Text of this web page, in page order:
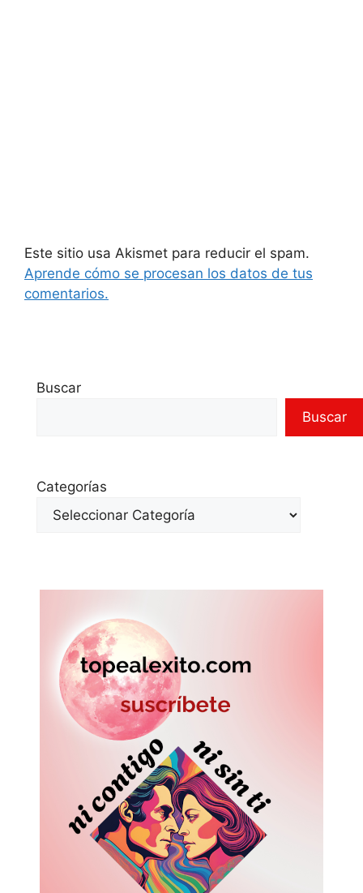
Este sitio usa Akismet para reducir el spam.
Aprende cómo se procesan los datos de tus
comentarios.
Buscar
Buscar
Categorías